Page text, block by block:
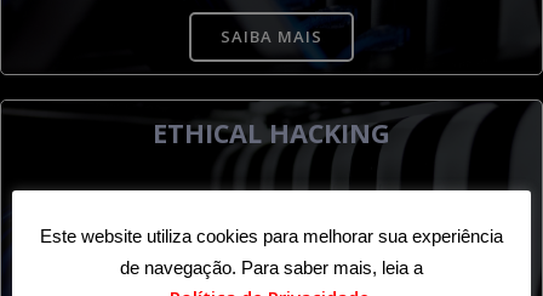
SAIBA MAIS
ETHICAL HACKING
09/11 à 13/11
Este website utiliza cookies para melhorar sua experiência
de navegação. Para saber mais, leia a